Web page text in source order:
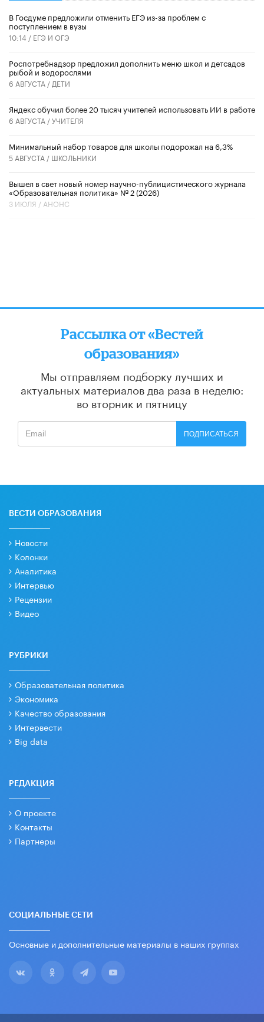
В Госдуме предложили отменить ЕГЭ из-за проблем с
поступлением в вузы
10:14 / ЕГЭ И ОГЭ
Роспотребнадзор предложил дополнить меню школ и детсадов
рыбой и водорослями
6 АВГУСТА / ДЕТИ
​Яндекс обучил более 20 тысяч учителей использовать ИИ в работе
6 АВГУСТА /УЧИТЕЛЯ
Минимальный набор товаров для школы подорожал на 6,3%
5 АВГУСТА / ШКОЛЬНИКИ
Вышел в свет новый номер научно-публицистического журнала
«Образовательная политика» № 2 (2026)
3 ИЮЛЯ / АНОНС
Рассылка от «Вестей
образования»
Мы отправляем подборку лучших и
актуальных материалов два раза в неделю:
во вторник и пятницу
ПОДПИСАТЬСЯ
ВЕСТИ ОБРАЗОВАНИЯ
Новости
Колонки
Аналитика
Интервью
Рецензии
Видео
РУБРИКИ
Образовательная политика
Экономика
Качество образования
Интервести
Big data
РЕДАКЦИЯ
О проекте
Контакты
Партнеры
СОЦИАЛЬНЫЕ СЕТИ
Основные и дополнительные материалы в наших группах